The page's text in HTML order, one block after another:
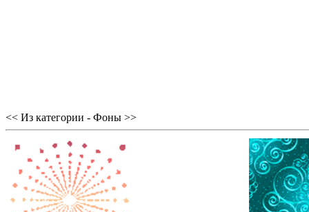
<< Из категории - Фоны >>